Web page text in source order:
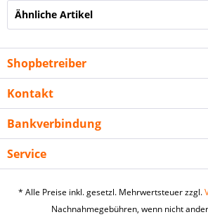
Ähnliche Artikel
Shopbetreiber
Kontakt
Bankverbindung
Service
* Alle Preise inkl. gesetzl. Mehrwertsteuer zzgl.
Nachnahmegebühren, wenn nicht